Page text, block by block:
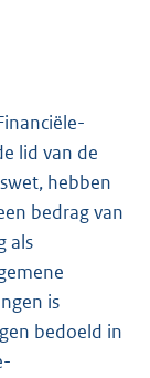
lid van de
hebben
bedrag van
als
is
bedoeld in